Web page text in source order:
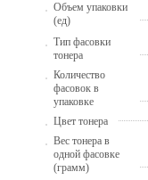
Объем упаковки
(ед)
Тип фасовки
тонера
Количество
фасовок в
упаковке
Цвет тонера
Вес тонера в
одной фасовке
(грамм)